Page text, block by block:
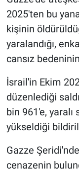
2025'ten bu
kişinin
yaralandığı,
cansız bedeninin
İsrail'in Ekim
düzenlediği
bin 961'e, yaralı
yükseldiği
Gazze
cenazenin